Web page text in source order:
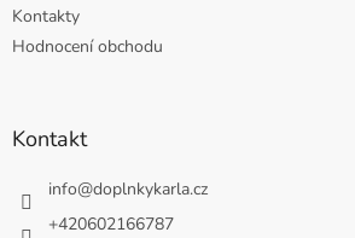
Kontakty
Hodnocení obchodu
Kontakt
info@doplnkykarla.cz
+420602166787